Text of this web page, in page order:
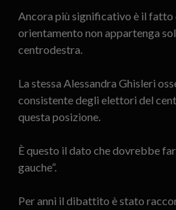
Ancora più significativo è il fatto
orientamento non appartenga
centrodestra.
La stessa Alessandra Ghisleri
consistente degli elettori del
questa posizione.
È questo il dato che dovrebbe
gauche”.
Per anni il dibattito è stato